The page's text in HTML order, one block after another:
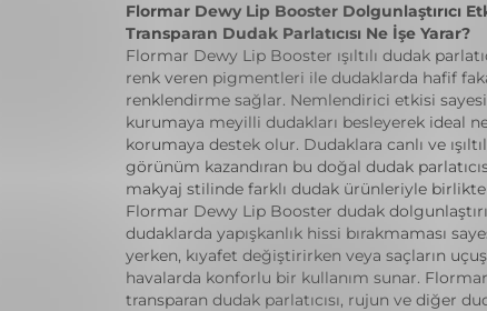
Flormar Dewy Lip Booster Dolgunlaştırıcı
Transparan Dudak Parlatıcısı Ne İşe Yarar?
Flormar Dewy Lip Booster ışıltılı dudak
renk veren pigmentleri ile dudaklarda hafif
renklendirme sağlar. Nemlendirici etkisi
kurumaya meyilli dudakları besleyerek ideal
korumaya destek olur. Dudaklara canlı ve
görünüm kazandıran bu doğal dudak
makyaj stilinde farklı dudak ürünleriyle birlikte
Flormar Dewy Lip Booster dudak
dudaklarda yapışkanlık hissi bırakmaması
yerken, kıyafet değiştirirken veya saçların
havalarda konforlu bir kullanım sunar. Flormar
transparan dudak parlatıcısı, rujun ve diğer